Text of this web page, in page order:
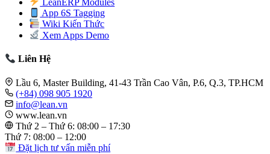
App 6S Tagging
Wiki Kiến Thức
Xem Apps Demo
Liên Hệ
Lầu 6, Master Building, 41-43 Trần Cao Vân, P.6, Q.3, TP.HCM
(+84) 098 905 1920
info@lean.vn
www.lean.vn
Thứ 2 – Thứ 6: 08:00 – 17:30
Thứ 7: 08:00 – 12:00
Đặt lịch tư vấn miễn phí